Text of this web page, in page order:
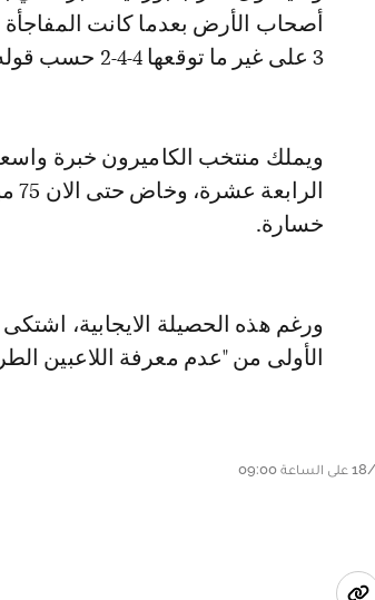
3 على غير ما توقعها 4-4-2 حسب قوله.
ويملك منتخب الكاميرون خبرة
خسارة.
ورغم هذه الحصيلة الايجابية،
الأولى من "عدم معرفة اللاعبين